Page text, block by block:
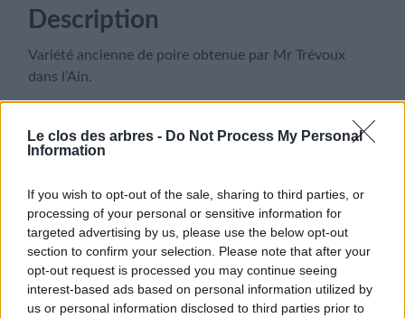
Le clos des arbres - Do Not Process My Personal
Information
If you wish to opt-out of the sale, sharing to third parties, or
processing of your personal or sensitive information for
targeted advertising by us, please use the below opt-out
section to confirm your selection. Please note that after your
opt-out request is processed you may continue seeing
interest-based ads based on personal information utilized by
us or personal information disclosed to third parties prior to
Description
Variété ancienne de poire obtenue par Mr Trévoux
dans l’Ain.
pointillé de points verdâtres. La chair est blanche, fine,
juteuse, fondante, sucrée, légèrement et agréablement
Bonne variété de poire à couteau, très bonne à cuire.
Récolte fin aout -sept.
Variété peu ou pas sensible à la tavelure.